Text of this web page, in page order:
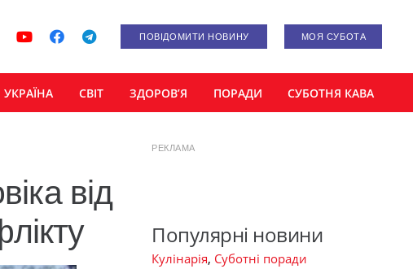
ПОВІДОМИТИ НОВИНУ МОЯ СУБОТА
УКРАЇНА СВІТ ЗДОРОВ’Я ПОРАДИ СУБОТНЯ КАВА
від
РЕКЛАМА
Популярні новини
Кулінарія, Суботні поради